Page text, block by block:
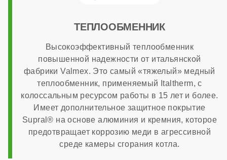
стандартный
Трансформатор розжига
вынесенный
ТЕПЛООБМЕННИК
Высокоэффективный теплообменник
повышенной надежности от итальянской
фабрики Valmex. Это самый «тяжелый» медный
теплообменник, применяемый Italtherm, с
колоссальным ресурсом работы в 15 лет и более.
Имеет дополнительное защитное покрытие
Supral® на основе алюминия и кремния, которое
предотвращает коррозию меди в агрессивной
среде камеры сгорания котла.